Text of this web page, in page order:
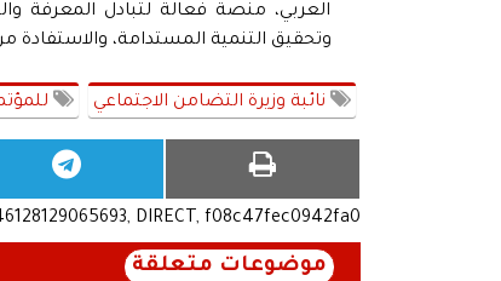
العربي، منصة فعالة لتبادل المعرفة
وتحقيق التنمية المستدامة، والاستفادة
نائبة وزيرة التضامن الاجتماعي
DIRECT, f08c47fec0942fa0
موضوعات متعلقة